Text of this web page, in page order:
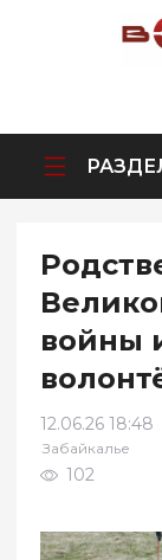
войны
12.06.26 18:48
Забайкалье
102